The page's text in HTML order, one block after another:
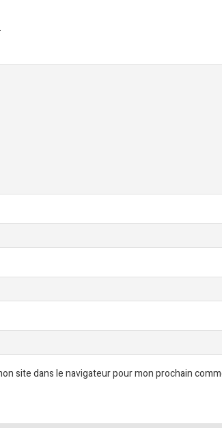
site dans le navigateur pour mon prochain